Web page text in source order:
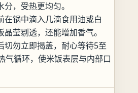
，受热更均匀。
在锅中滴入几滴食用油或白
莹剔透，还能增加香气。
切勿立即揭盖，耐心等待5至
气循环，使米饭表层与内部口